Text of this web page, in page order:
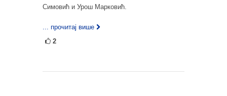
Симовић и Урош Марковић.
... прочитај више
2